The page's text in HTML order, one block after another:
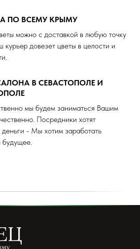
ПО ВСЕМУ КРЫМУ
можно с доставкой в любую точку
довезет цветы в целости и
В СЕВАСТОПОЛЕ И
мы будем заниматься Вашим
Посредники хотят
деньги - Мы хотим заработать
будущее.